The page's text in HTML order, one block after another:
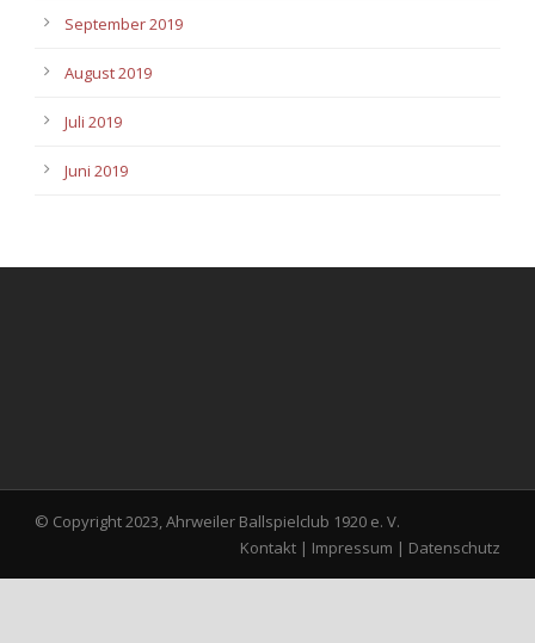
September 2019
August 2019
Juli 2019
Juni 2019
© Copyright 2023, Ahrweiler Ballspielclub 1920 e. V.
Kontakt | Impressum | Datenschutz